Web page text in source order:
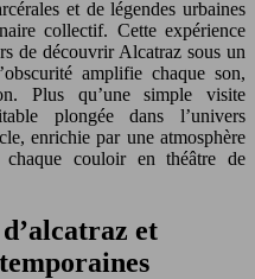
et de légendes urbaines
collectif. Cette expérience
de découvrir Alcatraz sous un
amplifie chaque son,
Plus qu’une simple visite
plongée dans l’univers
enrichie par une atmosphère
chaque couloir en théâtre de
et